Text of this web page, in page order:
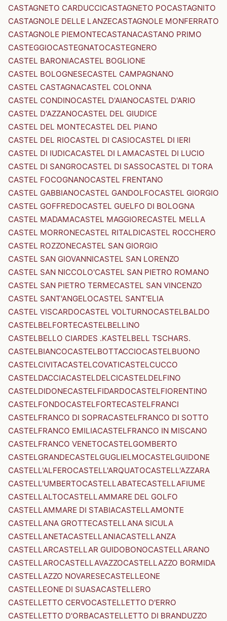
CASTAGNETO CARDUCCICASTAGNETO POCASTAGNITO
CASTAGNOLE DELLE LANZECASTAGNOLE MONFERRATO
CASTAGNOLE PIEMONTECASTANACASTANO PRIMO
CASTEGGIOCASTEGNATOCASTEGNERO
CASTEL BARONIACASTEL BOGLIONE
CASTEL BOLOGNESECASTEL CAMPAGNANO
CASTEL CASTAGNACASTEL COLONNA
CASTEL CONDINOCASTEL D'AIANOCASTEL D'ARIO
CASTEL D'AZZANOCASTEL DEL GIUDICE
CASTEL DEL MONTECASTEL DEL PIANO
CASTEL DEL RIOCASTEL DI CASIOCASTEL DI IERI
CASTEL DI IUDICACASTEL DI LAMACASTEL DI LUCIO
CASTEL DI SANGROCASTEL DI SASSOCASTEL DI TORA
CASTEL FOCOGNANOCASTEL FRENTANO
CASTEL GABBIANOCASTEL GANDOLFOCASTEL GIORGIO
CASTEL GOFFREDOCASTEL GUELFO DI BOLOGNA
CASTEL MADAMACASTEL MAGGIORECASTEL MELLA
CASTEL MORRONECASTEL RITALDICASTEL ROCCHERO
CASTEL ROZZONECASTEL SAN GIORGIO
CASTEL SAN GIOVANNICASTEL SAN LORENZO
CASTEL SAN NICCOLO'CASTEL SAN PIETRO ROMANO
CASTEL SAN PIETRO TERMECASTEL SAN VINCENZO
CASTEL SANT'ANGELOCASTEL SANT'ELIA
CASTEL VISCARDOCASTEL VOLTURNOCASTELBALDO
CASTELBELFORTECASTELBELLINO
CASTELBELLO CIARDES .KASTELBELL TSCHARS.
CASTELBIANCOCASTELBOTTACCIOCASTELBUONO
CASTELCIVITACASTELCOVATICASTELCUCCO
CASTELDACCIACASTELDELCICASTELDELFINO
CASTELDIDONECASTELFIDARDOCASTELFIORENTINO
CASTELFONDOCASTELFORTECASTELFRANCI
CASTELFRANCO DI SOPRACASTELFRANCO DI SOTTO
CASTELFRANCO EMILIACASTELFRANCO IN MISCANO
CASTELFRANCO VENETOCASTELGOMBERTO
CASTELGRANDECASTELGUGLIELMOCASTELGUIDONE
CASTELL'ALFEROCASTELL'ARQUATOCASTELL'AZZARA
CASTELL'UMBERTOCASTELLABATECASTELLAFIUME
CASTELLALTOCASTELLAMMARE DEL GOLFO
CASTELLAMMARE DI STABIACASTELLAMONTE
CASTELLANA GROTTECASTELLANA SICULA
CASTELLANETACASTELLANIACASTELLANZA
CASTELLARCASTELLAR GUIDOBONOCASTELLARANO
CASTELLAROCASTELLAVAZZOCASTELLAZZO BORMIDA
CASTELLAZZO NOVARESECASTELLEONE
CASTELLEONE DI SUASACASTELLERO
CASTELLETTO CERVOCASTELLETTO D'ERRO
CASTELLETTO D'ORBACASTELLETTO DI BRANDUZZO